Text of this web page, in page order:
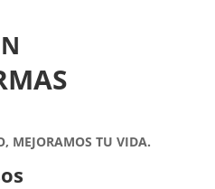
MEJORAMOS TU VIDA.